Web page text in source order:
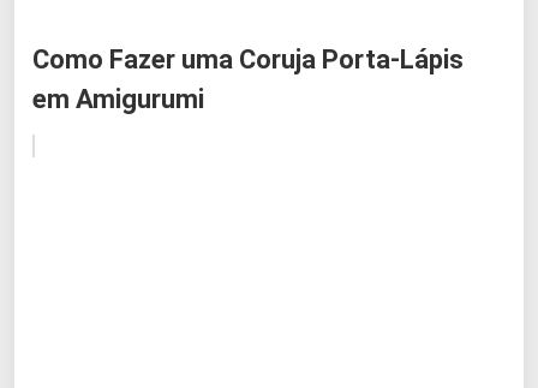
Como Fazer uma Coruja Porta-Lápis
em Amigurumi